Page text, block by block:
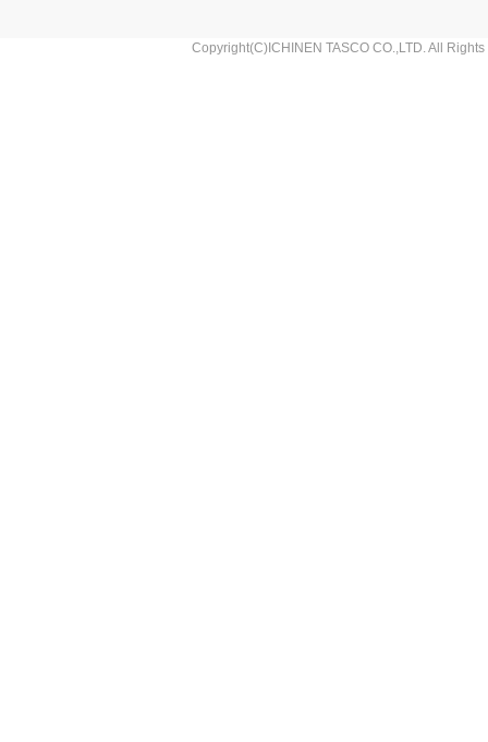
Copyright(C)ICHINEN TASCO CO.,LTD. All